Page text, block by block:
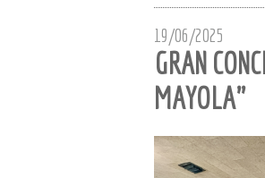
19/06/2025
GRAN
MAYOLA"